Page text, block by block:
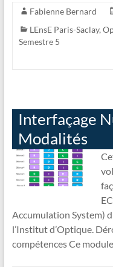
Fabienne Bernard
LEnsE Paris-Saclay,
Semestre 5
Interfaçage
Modalités
Accumulation System)
l’Institut d’Optique.
compétences Ce